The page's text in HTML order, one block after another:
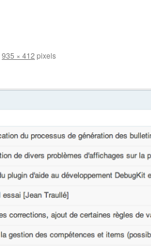
935 × 412 pixels